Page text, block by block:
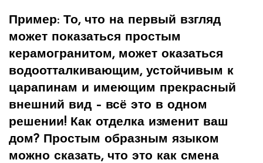
Пример: То, что на первый взгляд
может показаться простым
керамогранитом, может оказаться
водоотталкивающим, устойчивым к
царапинам и имеющим прекрасный
внешний вид – всё это в одном
решении! Как отделка изменит ваш
дом? Простым образным языком
можно сказать, что это как смена